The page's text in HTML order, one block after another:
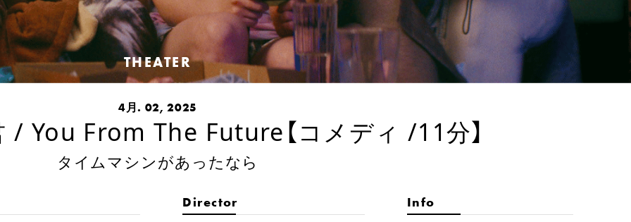
THEATER
4月. 02, 2025
/ You From The Future【コメディ /11分】
タイムマシンがあったなら
Director Info